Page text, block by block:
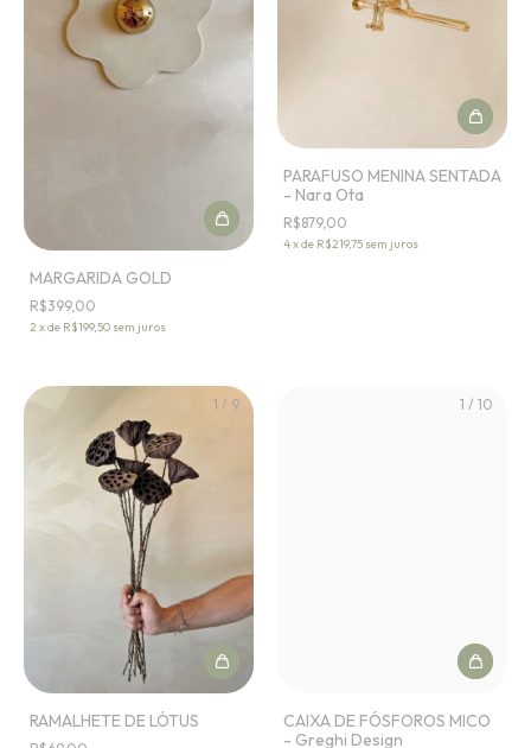
MARGARIDA GOLD
R$399,00
2 xde R$199,50 sem juros
PARAFUSO MENINA SENTADA
- Nara Ota
R$879,00
4xde R$219,75 sem juros
1 / 9
RAMALHETE DE LÓTUS
1 / 10
CAIXA DE FÓSFOROS MICO
- Greghi Design